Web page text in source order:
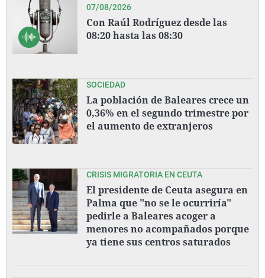
07/08/2026
Con Raúl Rodríguez desde las
08:20 hasta las 08:30
SOCIEDAD
La población de Baleares crece un
0,36% en el segundo trimestre por
el aumento de extranjeros
CRISIS MIGRATORIA EN CEUTA
El presidente de Ceuta asegura en
Palma que "no se le ocurriría"
pedirle a Baleares acoger a
menores no acompañados porque
ya tiene sus centros saturados